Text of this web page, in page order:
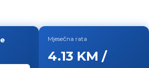
Mjesečna rata
4.13 KM /